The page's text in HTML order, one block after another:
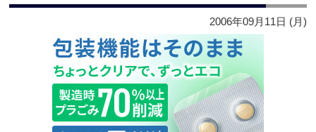
2006年09月11日 (月)